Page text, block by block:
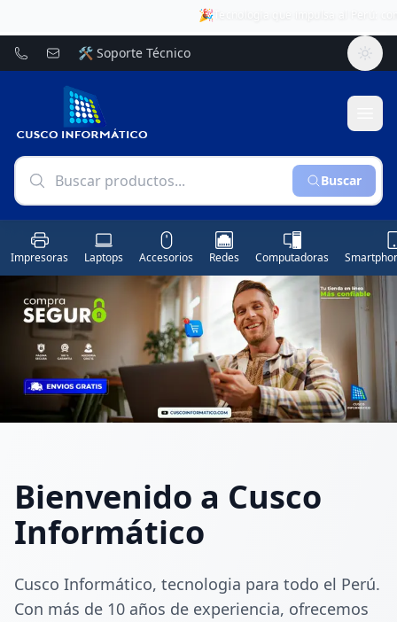
�Envíos seguros a todo el Perú
🛠️ Soporte Técnico
Buscar
Impresoras Laptops Accesorios Redes Computadoras
Bienvenido a Cusco
Informático
Cusco Informático, tecnologia para todo el Perú.
Con más de 10 años de experiencia, ofrecemos